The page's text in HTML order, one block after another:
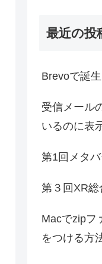
最近の投
Brevoで誕
受信メール
いるのに表
第1回メタ
第３回XR
Macでzipフ
をつける方